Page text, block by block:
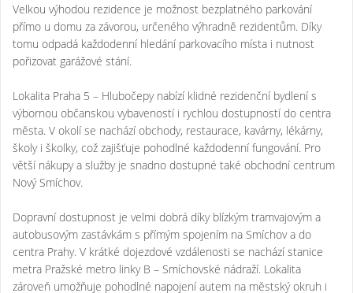
Velkou výhodou rezidence je možnost bezplatného parkování
přímo u domu za závorou, určeného výhradně rezidentům. Díky
tomu odpadá každodenní hledání parkovacího místa i nutnost
pořizovat garážové stání.
Lokalita Praha 5 – Hlubočepy nabízí klidné rezidenční bydlení s
výbornou občanskou vybaveností i rychlou dostupností do centra
města. V okolí se nachází obchody, restaurace, kavárny, lékárny,
školy i školky, což zajišťuje pohodlné každodenní fungování. Pro
větší nákupy a služby je snadno dostupné také obchodní centrum
Nový Smíchov.
Dopravní dostupnost je velmi dobrá díky blízkým tramvajovým a
autobusovým zastávkám s přímým spojením na Smíchov a do
centra Prahy. V krátké dojezdové vzdálenosti se nachází stanice
metra Pražské metro linky B – Smíchovské nádraží. Lokalita
zároveň umožňuje pohodlné napojení autem na městský okruh i